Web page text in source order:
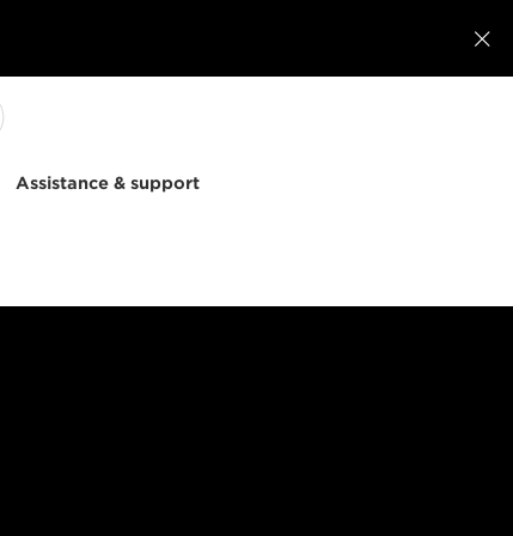

Assistance & support